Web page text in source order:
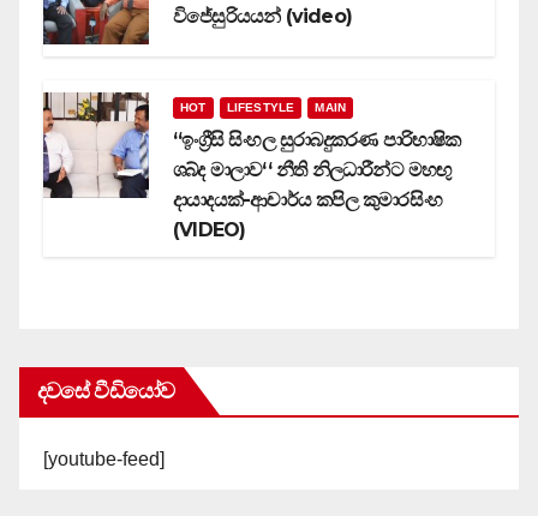
විජේසුරියයන් (video)
HOT LIFESTYLE MAIN
‘‘ඉංග්‍රීසි සිංහල සුරාබදුකරණ පාරිභාෂික
ශබ්ද මාලාව‘‘ නීති නිලධාරීන්ට මහඟු
දායාදයක්-ආචාර්ය කපිල කුමාරසිංහ
(VIDEO)
දවසේ වීඩියෝව
[youtube-feed]